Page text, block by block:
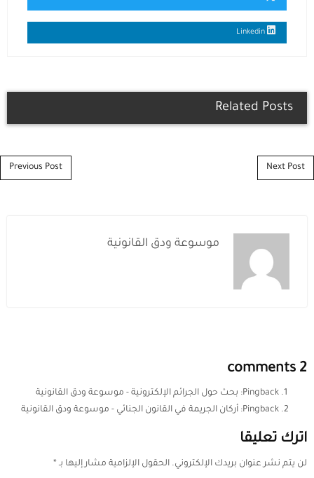
Related Posts
Post navigation
Previous Post Next Post
موسوعة ودق القانونية
2 comments
Pingback: بحث حول الجرائم الإلكترونية - موسوعة ودق القانونية
Pingback: أركان الجريمة في القانون الجنائي - موسوعة ودق القانونية
اترك تعليقا
لن يتم نشر عنوان بريدك الإلكتروني. الحقول الإلزامية مشار إليها بـ *